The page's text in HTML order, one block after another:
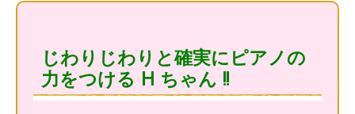
じわりじわりと確実にピアノの
力をつける H ちゃん !!